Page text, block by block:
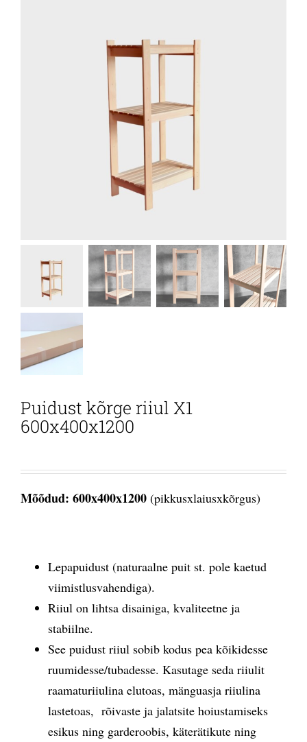
Puidust kõrge riiul X1
600x400x1200
Mõõdud: 600x400x1200 (pikkusxlaiusxkõrgus)
Lepapuidust (naturaalne puit st. pole kaetud
viimistlusvahendiga).
Riiul on lihtsa disainiga, kvaliteetne ja
stabiilne.
See puidust riiul sobib kodus pea kõikidesse
ruumidesse/tubadesse. Kasutage seda riiulit
raamaturiiulina elutoas, mänguasja riiulina
lastetoas, rõivaste ja jalatsite hoiustamiseks
esikus ning garderoobis, käterätikute ning